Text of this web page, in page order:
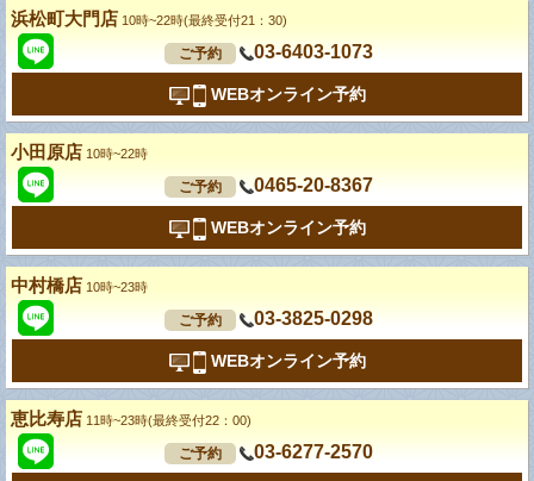
浜松町大門店 10時~22時(最終受付21：30)
ご予約 03-6403-1073
WEBオンライン予約
小田原店 10時~22時
ご予約 0465-20-8367
WEBオンライン予約
中村橋店 10時~23時
ご予約 03-3825-0298
WEBオンライン予約
恵比寿店 11時~23時(最終受付22：00)
ご予約 03-6277-2570